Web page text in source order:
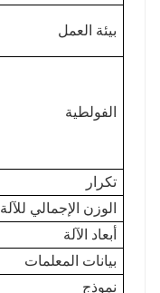
بيئة العمل
الفولطية
تكرار
الوزن الإجمالي للآلة
أبعاد الآلة
بيانات المعلمات
نموذج